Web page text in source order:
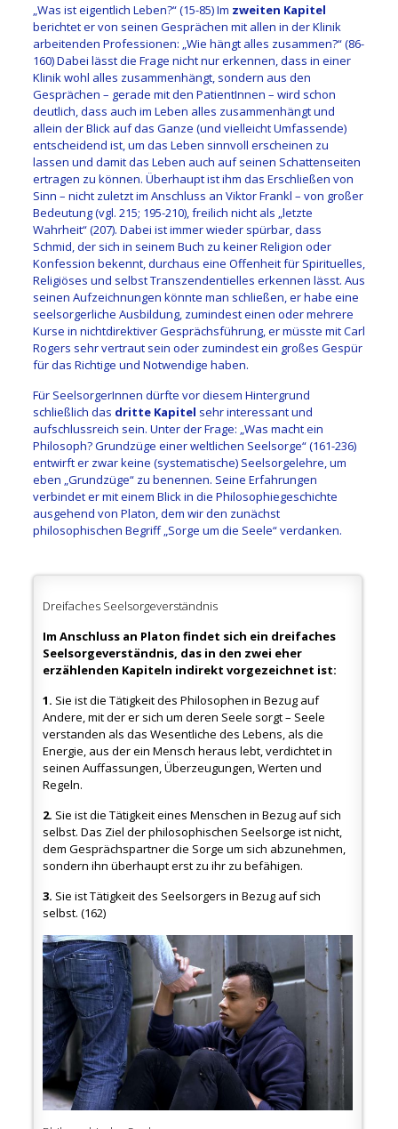
„Was ist eigentlich Leben?“ (15-85) Im zweiten Kapitel
berichtet er von seinen Gesprächen mit allen in der Klinik
arbeitenden Professionen: „Wie hängt alles zusammen?“ (86-
160) Dabei lässt die Frage nicht nur erkennen, dass in einer
Klinik wohl alles zusammenhängt, sondern aus den
Gesprächen – gerade mit den PatientInnen – wird schon
deutlich, dass auch im Leben alles zusammenhängt und
allein der Blick auf das Ganze (und vielleicht Umfassende)
entscheidend ist, um das Leben sinnvoll erscheinen zu
lassen und damit das Leben auch auf seinen Schattenseiten
ertragen zu können. Überhaupt ist ihm das Erschließen von
Sinn – nicht zuletzt im Anschluss an Viktor Frankl – von großer
Bedeutung (vgl. 215; 195-210), freilich nicht als „letzte
Wahrheit“ (207). Dabei ist immer wieder spürbar, dass
Schmid, der sich in seinem Buch zu keiner Religion oder
Konfession bekennt, durchaus eine Offenheit für Spirituelles,
Religiöses und selbst Transzendentielles erkennen lässt. Aus
seinen Aufzeichnungen könnte man schließen, er habe eine
seelsorgerliche Ausbildung, zumindest einen oder mehrere
Kurse in nichtdirektiver Gesprächsführung, er müsste mit Carl
Rogers sehr vertraut sein oder zumindest ein großes Gespür
für das Richtige und Notwendige haben.
Für SeelsorgerInnen dürfte vor diesem Hintergrund
schließlich das dritte Kapitel sehr interessant und
aufschlussreich sein. Unter der Frage: „Was macht ein
Philosoph? Grundzüge einer weltlichen Seelsorge“ (161-236)
entwirft er zwar keine (systematische) Seelsorgelehre, um
eben „Grundzüge“ zu benennen. Seine Erfahrungen
verbindet er mit einem Blick in die Philosophiegeschichte
ausgehend von Platon, dem wir den zunächst
philosophischen Begriff „Sorge um die Seele“ verdanken.
Dreifaches Seelsorgeverständnis
Im Anschluss an Platon findet sich ein dreifaches
Seelsorgeverständnis, das in den zwei eher
erzählenden Kapiteln indirekt vorgezeichnet ist:
1. Sie ist die Tätigkeit des Philosophen in Bezug auf
Andere, mit der er sich um deren Seele sorgt – Seele
verstanden als das Wesentliche des Lebens, als die
Energie, aus der ein Mensch heraus lebt, verdichtet in
seinen Auffassungen, Überzeugungen, Werten und
Regeln.
2. Sie ist die Tätigkeit eines Menschen in Bezug auf sich
selbst. Das Ziel der philosophischen Seelsorge ist nicht,
dem Gesprächspartner die Sorge um sich abzunehmen,
sondern ihn überhaupt erst zu ihr zu befähigen.
3. Sie ist Tätigkeit des Seelsorgers in Bezug auf sich
selbst. (162)